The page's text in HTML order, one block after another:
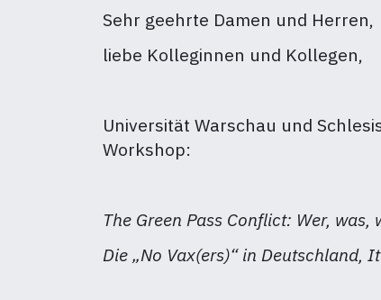
und
The
Green
Pass
was,
Die
„No
Sehr geehrte Damen und Herren,
liebe Kolleginnen und Kollegen,
Universität Warschau und
Workshop:
The Green Pass Conflict: Wer, was,
Die „No Vax(ers)“ in Deutschland,